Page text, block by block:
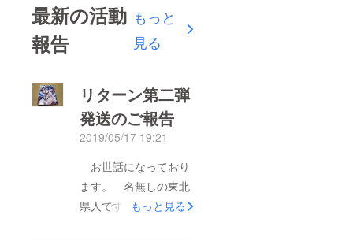
最新の活動
報告
もっと
見る
リターン第二弾
発送のご報告
2019/05/17 19:21
お世話になっており
ます。 名無しの東北
県人です。 先日、皆
もっと見る